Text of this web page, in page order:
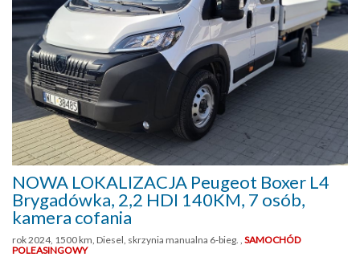
NOWA LOKALIZACJA Peugeot Boxer L4
Brygadówka, 2,2 HDI 140KM, 7 osób,
kamera cofania
rok 2024, 1500 km, Diesel, skrzynia manualna 6-bieg. , SAMOCHÓD
POLEASINGOWY